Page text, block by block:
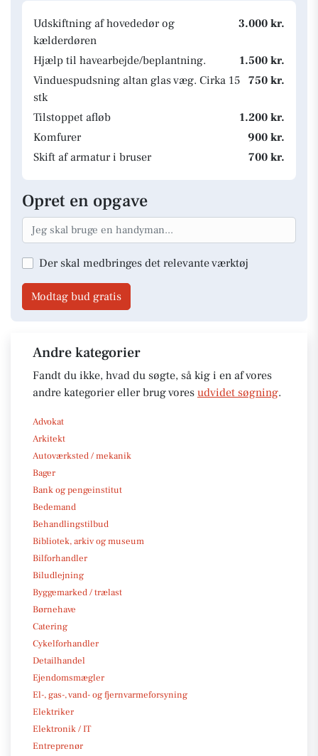
Udskiftning af hovededør og
kælderdøren
3.000 kr.
Hjælp til havearbejde/beplantning.
1.500 kr.
Vinduespudsning altan glas væg. Cirka 15
stk
750 kr.
Tilstoppet afløb
1.200 kr.
Komfurer
900 kr.
Skift af armatur i bruser
700 kr.
Opret en opgave
Der skal medbringes det relevante værktøj
Modtag bud gratis
Andre kategorier
Fandt du ikke, hvad du søgte, så kig i en af vores
andre kategorier eller brug vores udvidet søgning.
Advokat
Arkitekt
Autoværksted / mekanik
Bager
Bank og pengeinstitut
Bedemand
Behandlingstilbud
Bibliotek, arkiv og museum
Bilforhandler
Biludlejning
Byggemarked / trælast
Børnehave
Catering
Cykelforhandler
Detailhandel
Ejendomsmægler
El-, gas-, vand- og fjernvarmeforsyning
Elektriker
Elektronik / IT
Entreprenør